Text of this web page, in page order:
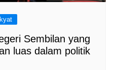
Sembilan yang
luas dalam politik